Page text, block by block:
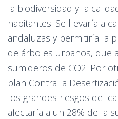
la biodiversidad y la
habitantes. Se llevaría a
andaluzas y permitiría la
de árboles urbanos, que
sumideros de CO2. Por
plan Contra la
los grandes riesgos del
afectaría a un 28% de la